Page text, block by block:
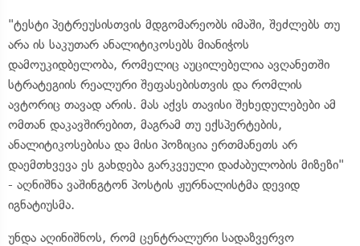
"ტესტი პეტრეუსისთვის მდგომარეობს იმაში, შეძლებს თუ
არა ის საკუთარ ანალიტიკოსებს მიანიჭოს
დამოუკიდბელობა, რომელიც აუცილებელია ავღანეთში
სტრატეგიის რეალური შეფასებისთვის და რომლის
ავტორიც თავად არის. მას აქვს თავისი შეხედულებები ამ
ომთან დაკავშირებით, მაგრამ თუ ექსპერტების,
ანალიტიკოსებისა და მისი პოზიცია ერთმანეთს არ
დაემთხვევა ეს გახდება გარკვეული დაძაბულობის მიზეზი"
- აღნიშნა ვაშინგტონ პოსტის ჟურნალისტმა დევიდ
იგნატიუსმა.
უნდა აღინიშნოს, რომ ცენტრალური სადაზვერვო